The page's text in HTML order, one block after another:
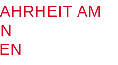
STANDPUNKTE
MITMACHEN!
KONTAKT
AM